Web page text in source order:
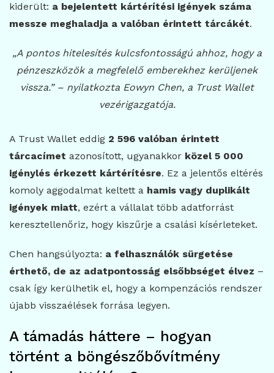
kiderült: a bejelentett kártérítési igények száma
messze meghaladja a valóban érintett tárcákét.
„A pontos hitelesítés kulcsfontosságú ahhoz, hogy a
pénzeszközök a megfelelő emberekhez kerüljenek
vissza.” – nyilatkozta Eowyn Chen, a Trust Wallet
vezérigazgatója.
A Trust Wallet eddig 2 596 valóban érintett
tárcacímet azonosított, ugyanakkor közel 5 000
igénylés érkezett kártérítésre. Ez a jelentős eltérés
komoly aggodalmat keltett a hamis vagy duplikált
igények miatt, ezért a vállalat több adatforrást
keresztellenőriz, hogy kiszűrje a csalási kísérleteket.
Chen hangsúlyozta: a felhasználók sürgetése
érthető, de az adatpontosság elsőbbséget élvez –
csak így kerülhetik el, hogy a kompenzációs rendszer
újabb visszaélések forrása legyen.
A támadás háttere – hogyan
történt a böngészőbővítmény